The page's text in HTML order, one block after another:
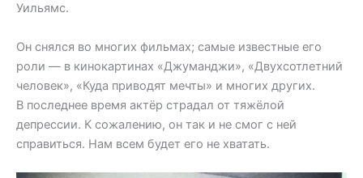
Уильямс.
Он снялся во многих фильмах; самые известные его
роли — в кинокартинах «Джуманджи», «Двухсотлетний
человек», «Куда приводят мечты» и многих других.
В последнее время актёр страдал от тяжёлой
депрессии. К сожалению, он так и не смог с ней
справиться. Нам всем будет его не хватать.